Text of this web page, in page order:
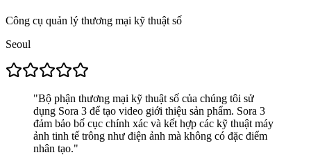
Công cụ quản lý thương mại kỹ thuật số
Seoul
"Bộ phận thương mại kỹ thuật số của chúng tôi sử
dụng Sora 3 để tạo video giới thiệu sản phẩm. Sora 3
đảm bảo bố cục chính xác và kết hợp các kỹ thuật máy
ảnh tinh tế trông như điện ảnh mà không có đặc điểm
nhân tạo."